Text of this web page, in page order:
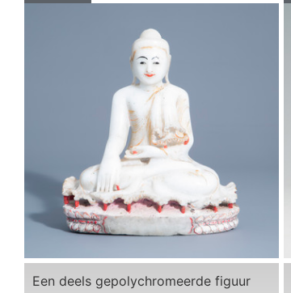
Een deels gepolychromeerde figuur